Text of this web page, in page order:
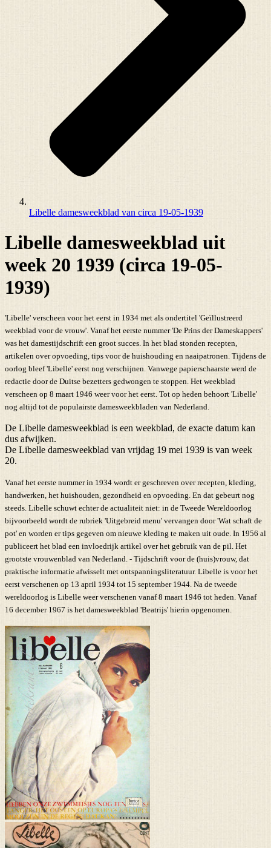
Libelle damesweekblad van circa 19-05-1939
Libelle damesweekblad uit
week 20 1939 (circa 19-05-
1939)
'Libelle' verscheen voor het eerst in 1934 met als ondertitel 'Geïllustreerd
weekblad voor de vrouw'. Vanaf het eerste nummer 'De Prins der Dameskappers'
was het damestijdschrift een groot succes. In het blad stonden recepten,
artikelen over opvoeding, tips voor de huishouding en naaipatronen. Tijdens de
oorlog bleef 'Libelle' eerst nog verschijnen. Vanwege papierschaarste werd de
redactie door de Duitse bezetters gedwongen te stoppen. Het weekblad
verscheen op 8 maart 1946 weer voor het eerst. Tot op heden behoort 'Libelle'
nog altijd tot de populairste damesweekbladen van Nederland.
De Libelle damesweekblad is een weekblad, de exacte datum kan
dus afwijken.
De Libelle damesweekblad van vrijdag 19 mei 1939 is van week
20.
Vanaf het eerste nummer in 1934 wordt er geschreven over recepten, kleding,
handwerken, het huishouden, gezondheid en opvoeding. En dat gebeurt nog
steeds. Libelle schuwt echter de actualiteit niet: in de Tweede Wereldoorlog
bijvoorbeeld wordt de rubriek 'Uitgebreid menu' vervangen door 'Wat schaft de
pot' en worden er tips gegeven om nieuwe kleding te maken uit oude. In 1956 al
publiceert het blad een invloedrijk artikel over het gebruik van de pil. Het
grootste vrouwenblad van Nederland. - Tijdschrift voor de (huis)vrouw, dat
praktische informatie afwisselt met ontspanningsliteratuur. Libelle is voor het
eerst verschenen op 13 april 1934 tot 15 september 1944. Na de tweede
wereldoorlog is Libelle weer verschenen vanaf 8 maart 1946 tot heden. Vanaf
16 december 1967 is het damesweekblad 'Beatrijs' hierin opgenomen.